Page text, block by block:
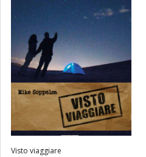
Librerie
Visto viaggiare